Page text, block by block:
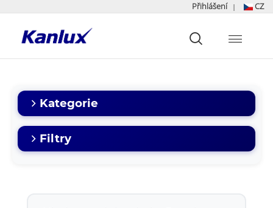
Přihlášení | CZ
główna
Kategorie
Filtry